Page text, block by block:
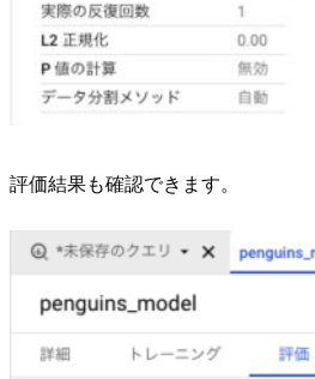
評価結果も確認できます。